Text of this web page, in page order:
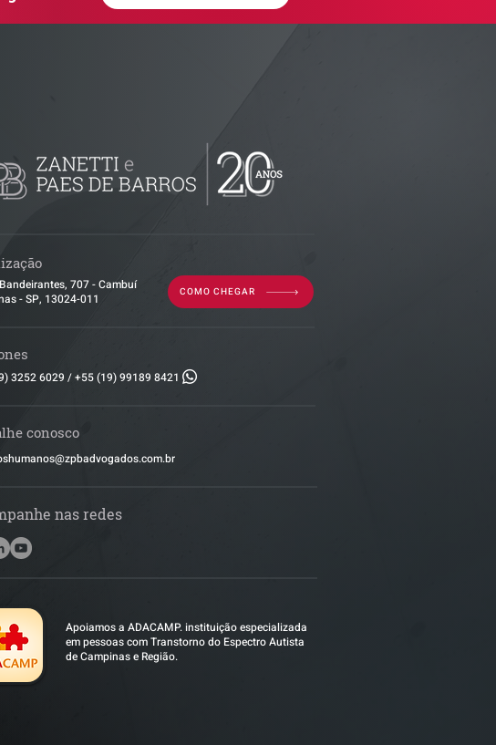
exige revisão
pelas empresas
707 - Cambuí
- SP, 13024-011
COMO CHEGAR
3252 6029 /+55 (19) 99189 8421
conosco
nas redes
Apoiamos a ADACAMP. instituição especializada
em pessoas com Transtorno do Espectro Autista
de Campinas e Região.